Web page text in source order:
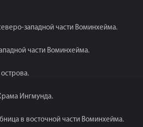
западной части Воминхейма.
части Воминхейма.
Ингмунда.
в восточной части Воминхейма.